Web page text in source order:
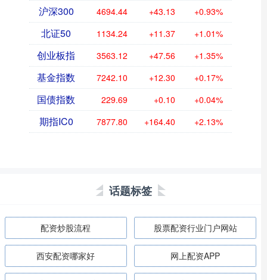
沪深300 4694.44 +43.13 +0.93%
北证50 1134.24 +11.37 +1.01%
创业板指 3563.12 +47.56 +1.35%
基金指数 7242.10 +12.30 +0.17%
国债指数 229.69 +0.10 +0.04%
期指IC0 7877.80 +164.40 +2.13%
话题标签
配资炒股流程 股票配资行业门户网站
西安配资哪家好 网上配资APP